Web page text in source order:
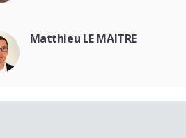
Matthieu LE MAITRE